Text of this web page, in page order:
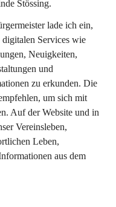
Stössing.
lade ich ein,
digitalen Services wie
Neuigkeiten,
und
zu erkunden. Die
um sich mit
Auf der Website und in
Vereinsleben,
Leben,
aus dem